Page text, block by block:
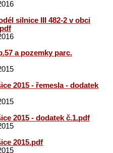
silnice III 482-2 v obci
a pozemky parc.
2015 - řemesla - dodatek
2015 - dodatek č.1.pdf
2015.pdf